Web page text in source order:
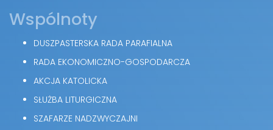
Wspólnoty
DUSZPASTERSKA RADA PARAFIALNA
RADA EKONOMICZNO-GOSPODARCZA
AKCJA KATOLICKA
SŁUŻBA LITURGICZNA
SZAFARZE NADZWYCZAJNI